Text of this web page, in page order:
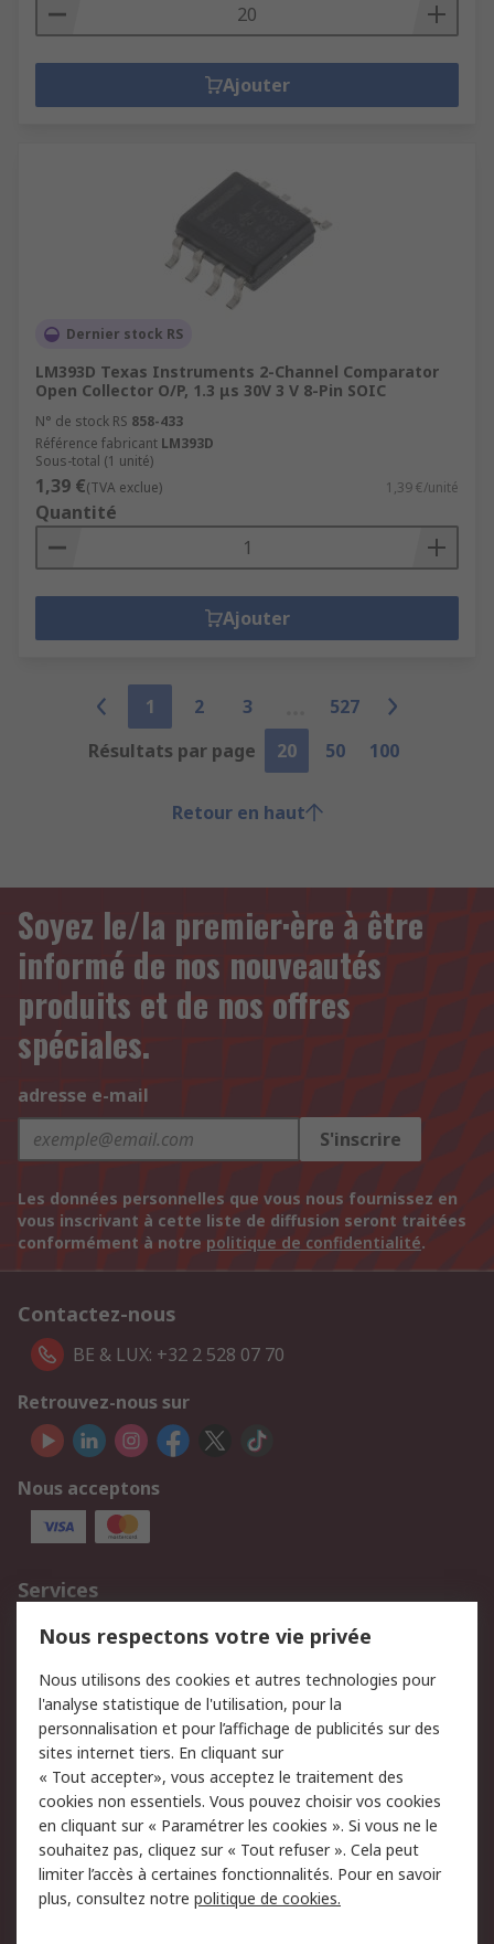
Ajouter
Dernier stock RS
LM393D Texas Instruments 2-Channel Comparator
Open Collector O/P, 1.3 μs 30V 3 V 8-Pin SOIC
N° de stock RS 858-433
Référence fabricant LM393D
Sous-total (1 unité)
1,39 €(TVA exclue) 1,39 €/unité
Quantité
Ajouter
1 2 3
527
Résultats par page
20 50 100
Retour en haut
Soyez le/la premier·ère à être
informé de nos nouveautés
produits et de nos offres
spéciales.
adresse e-mail
S'inscrire
Les données personnelles que vous nous fournissez en
vous inscrivant à cette liste de diffusion seront traitées
conformément à notre politique de confidentialité.
Contactez-nous
BE & LUX: +32 2 528 07 70
Retrouvez-nous sur
Nous acceptons
Services
750.000 produits
2.500 marques
Retours
Support technique
Track & trace
Legal
Politique de cookies
Sécurité des e-mails
Politique de protection
des données - Mise à
jour
Conditions générales
de vente
Nous respectons votre vie privée
Nous utilisons des cookies et autres technologies pour
l'analyse statistique de l'utilisation, pour la
personnalisation et pour l’affichage de publicités sur des
sites internet tiers. En cliquant sur
« Tout accepter», vous acceptez le traitement des
cookies non essentiels. Vous pouvez choisir vos cookies
en cliquant sur « Paramétrer les cookies ». Si vous ne le
souhaitez pas, cliquez sur « Tout refuser ». Cela peut
limiter l’accès à certaines fonctionnalités. Pour en savoir
plus, consultez notre politique de cookies.